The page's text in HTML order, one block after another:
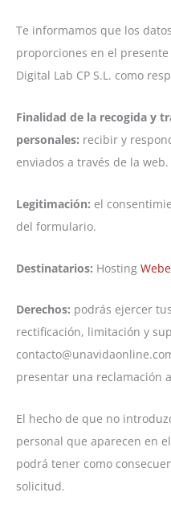
Te informamos que los
proporciones en el
Digital Lab CP S.L. como
Finalidad de la recogida y
personales: recibir y
enviados a través de la web.
Legitimación: el
del formulario.
Destinatarios: Hosting
Derechos: podrás ejercer
rectificación, limitación y
presentar una reclamación
El hecho de que no
personal que aparecen en
podrá tener como
solicitud.